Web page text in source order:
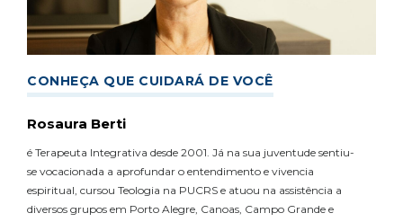
CONHEÇA QUE CUIDARÁ DE VOCÊ
Rosaura Berti
é Terapeuta Integrativa desde 2001. Já na sua juventude sentiu-
se vocacionada a aprofundar o entendimento e vivencia
espiritual, cursou Teologia na PUCRS e atuou na assistência a
diversos grupos em Porto Alegre, Canoas, Campo Grande e